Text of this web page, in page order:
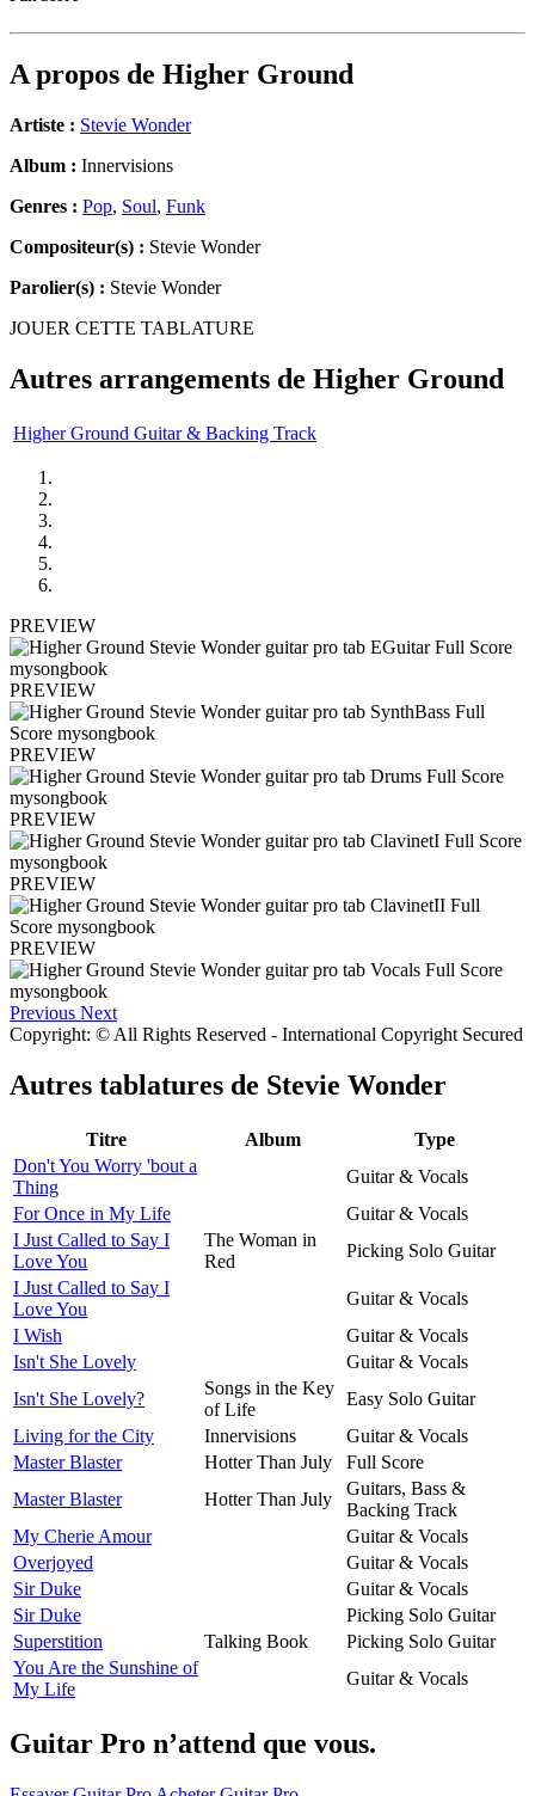
A propos de Higher Ground
Artiste : Stevie Wonder
Album : Innervisions
Genres : Pop, Soul, Funk
Compositeur(s) : Stevie Wonder
Parolier(s) : Stevie Wonder
JOUER CETTE TABLATURE
Autres arrangements de Higher Ground
Higher Ground Guitar & Backing Track
PREVIEW
PREVIEW
PREVIEW
PREVIEW
PREVIEW
PREVIEW
Previous Next
Copyright: © All Rights Reserved - International Copyright Secured
Autres tablatures de Stevie Wonder
Titre Album
Type
Don't You Worry 'bout a
Thing
Guitar & Vocals
For Once in My Life
Guitar & Vocals
I Just Called to Say I
Love You
The Woman in
Red
Picking Solo Guitar
I Just Called to Say I
Love You
Guitar & Vocals
I Wish
Guitar & Vocals
Isn't She Lovely
Guitar & Vocals
Isn't She Lovely?
Songs in the Key
of Life
Easy Solo Guitar
Living for the City
Innervisions
Guitar & Vocals
Master Blaster
Hotter Than July
Full Score
Master Blaster
Hotter Than July
Guitars, Bass &
Backing Track
My Cherie Amour
Guitar & Vocals
Overjoyed
Guitar & Vocals
Sir Duke
Guitar & Vocals
Sir Duke
Picking Solo Guitar
Superstition
Talking Book
Picking Solo Guitar
You Are the Sunshine of
My Life
Guitar & Vocals
Guitar Pro n’attend que vous.